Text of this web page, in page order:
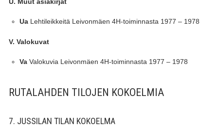
U. Muut asiakirjat
UaLehtileikkeitä Leivonmäen 4H-toiminnasta 1977 – 1978
V. Valokuvat
VaValokuvia Leivonmäen 4H-toiminnasta 1977 – 1978
RUTALAHDEN TILOJEN KOKOELMIA
7. JUSSILAN TILAN KOKOELMA